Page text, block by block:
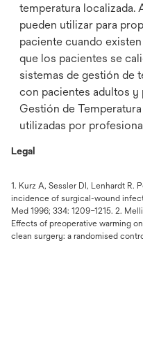
temperatura localizada.
pueden utilizar para
paciente cuando
que los pacientes se
sistemas de gestión de
con pacientes adultos y
Gestión de
utilizadas por
Legal
1. Kurz A, Sessler DI, Lenhardt R.
incidence of surgical-wound
Med 1996; 334: 1209–1215. 2.
Effects of preoperative warming
clean surgery: a randomised